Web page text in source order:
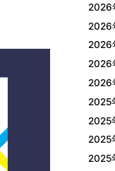
2026
2026
2026
2026
2026
2025
2025
2025
2025